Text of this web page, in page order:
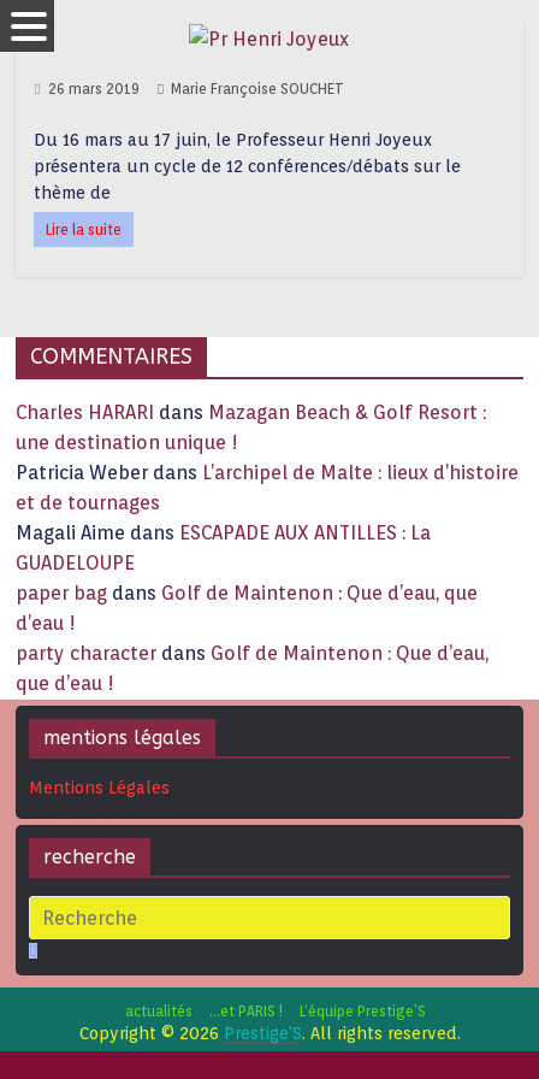
26 mars 2019 Marie Françoise SOUCHET
Du 16 mars au 17 juin, le Professeur Henri Joyeux
présentera un cycle de 12 conférences/débats sur le
thème de
Lire la suite
COMMENTAIRES
Charles HARARI dans Mazagan Beach & Golf Resort :
une destination unique !
Patricia Weber dans L’archipel de Malte : lieux d’histoire
et de tournages
Magali Aime dans ESCAPADE AUX ANTILLES : La
GUADELOUPE
paper bag dans Golf de Maintenon : Que d’eau, que
d’eau !
party character dans Golf de Maintenon : Que d’eau,
que d’eau !
mentions légales
Mentions Légales
recherche
actualités …et PARIS ! L’équipe Prestige’S
Copyright © 2026 Prestige'S. All rights reserved.